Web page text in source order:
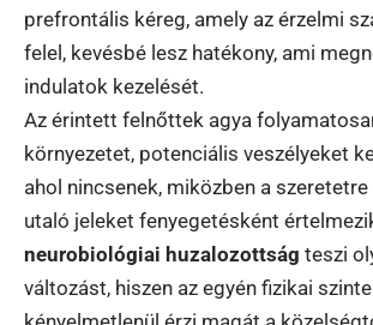
prefrontális kéreg, amely az érzelmi
felel, kevésbé lesz hatékony, ami
indulatok kezelését.
Az érintett felnőttek agya
környezetet, potenciális veszélyeket
ahol nincsenek, miközben a
utaló jeleket fenyegetésként
neurobiológiai huzalozottság teszi
változást, hiszen az egyén fizikai